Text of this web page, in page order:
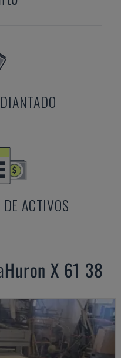
ACTIVOS
Huron X 61 38